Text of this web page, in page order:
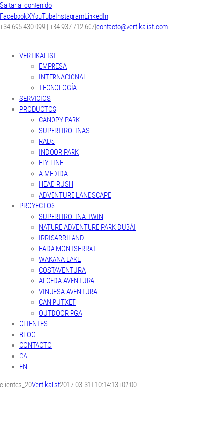
Saltar al contenido
FacebookXYouTubeInstagramLinkedIn
+34 695 430 099 | +34 937 712 607|contacto@vertikalist.com
VERTIKALIST
EMPRESA
INTERNACIONAL
TECNOLOGÍA
SERVICIOS
PRODUCTOS
CANOPY PARK
SUPERTIROLINAS
RADS
INDOOR PARK
FLY LINE
A MEDIDA
HEAD RUSH
ADVENTURE LANDSCAPE
PROYECTOS
SUPERTIROLINA TWIN
NATURE ADVENTURE PARK DUBÁI
IRRISARRILAND
EADA MONTSERRAT
WAKANA LAKE
COSTAVENTURA
ALCEDA AVENTURA
VINUESA AVENTURA
CAN PUTXET
OUTDOOR PGA
CLIENTES
BLOG
CONTACTO
CA
EN
clientes_20Vertikalist2017-03-31T10:14:13+02:00